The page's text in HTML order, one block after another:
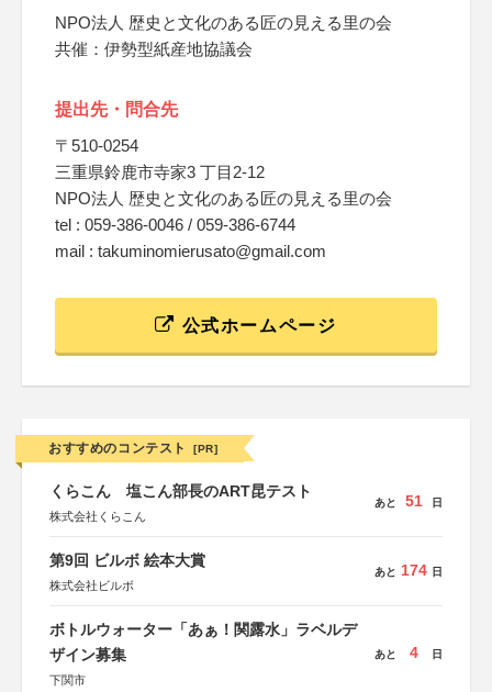
NPO法人 歴史と文化のある匠の見える里の会
共催：伊勢型紙産地協議会
提出先・問合先
〒510-0254
三重県鈴鹿市寺家3 丁目2-12
NPO法人 歴史と文化のある匠の見える里の会
tel : 059-386-0046 / 059-386-6744
mail : takuminomierusato@gmail.com
公式ホームページ
おすすめのコンテスト [PR]
くらこん 塩こん部長のART昆テスト
株式会社くらこん
あと 51 日
第9回 ビルボ 絵本大賞
株式会社ビルボ
あと 174 日
ボトルウォーター「あぁ！関露水」ラベルデ
ザイン募集
下関市
あと 4 日